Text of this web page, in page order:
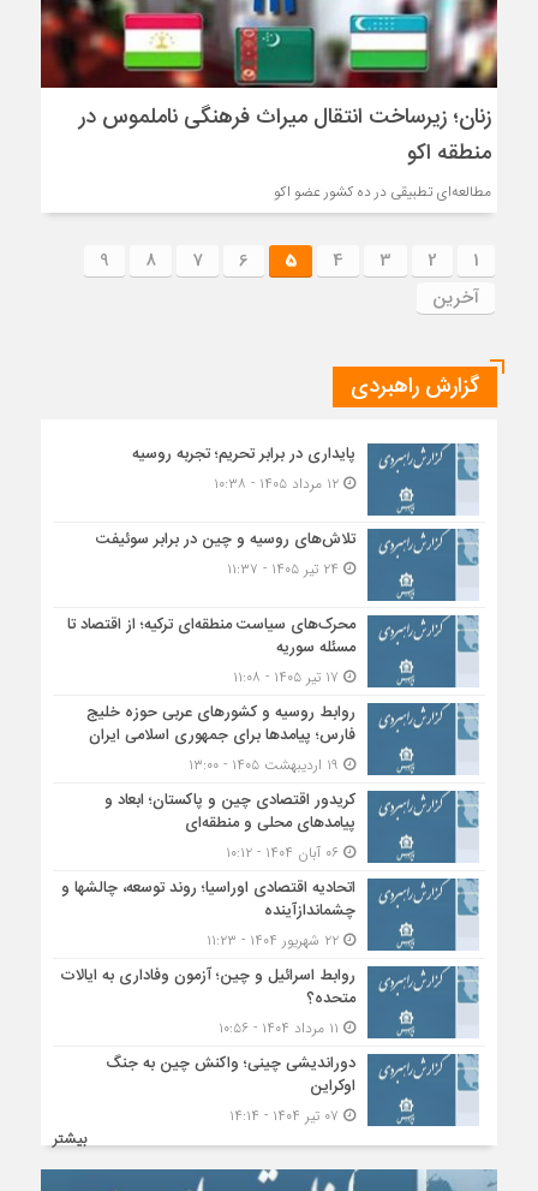
زنان؛ زیرساخت انتقال میراث فرهنگی ناملموس در
منطقه اکو
مطالعه‌ای تطبیقی در ده کشور عضو اکو
1
2
3
4
5
6
7
8
9
آخرین
گزارش راهبردی
پایداری در برابر تحریم؛ تجربه روسیه
۱۲ مرداد ۱۴۰۵ - ۱۰:۳۸
تلاش‌های روسیه و چین در برابر سوئیفت
محرک‌های سیاست منطقه‌‎ای ترکیه؛ از اقتصاد تا
مسئله سوریه
روابط روسیه و کشورهای عربی حوزه خلیج
فارس؛ پیامدها برای جمهوری اسلامی ایران
کریدور اقتصادی چین و پاکستان؛ ابعاد و
پیامدهای محلی و منطقه‌ای
۰۶ آبان ۱۴۰۴ - ۱۰:۱۲
اتحادیه اقتصادی اوراسیا؛ روند توسعه، چالشها و
چشماندازآینده
۲۲ شهریور ۱۴۰۴ - ۱۱:۲۳
روابط اسرائیل و چین؛ آزمون وفاداری به ایالات
متحده؟
دوراندیشی چینی؛ واکنش چین به جنگ
اوکراین
بیشتر